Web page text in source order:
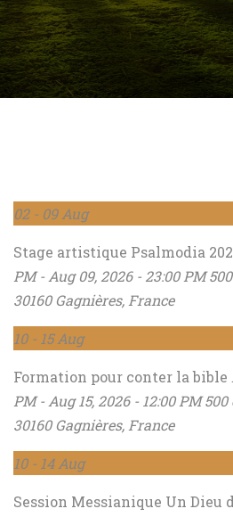
02- 09 Aug
Stage artistique Psalmodia
PM - Aug 09, 2026 - 23:00 PM
30160 Gagnières, France
10- 15 Aug
Formation pour conter la bible
PM - Aug 15, 2026 - 12:00 PM
30160 Gagnières, France
10- 14 Aug
Session Messianique Un Dieu